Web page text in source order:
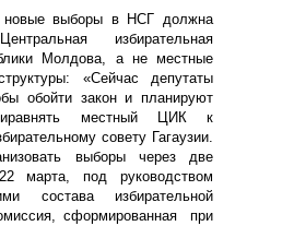
выборы в НСГ должна
избирательная
Молдова, а не местные
«Сейчас депутаты
обойти закон и планируют
местный ЦИК к
совету Гагаузии.
выборы через две
марта, под руководством
состава избирательной
сформированная при